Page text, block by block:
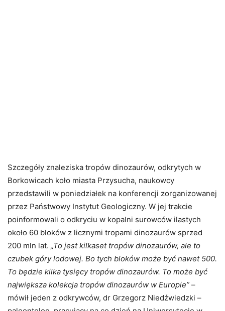
Szczegóły znaleziska tropów dinozaurów, odkrytych w
Borkowicach koło miasta Przysucha, naukowcy
przedstawili w poniedziałek na konferencji zorganizowanej
przez Państwowy Instytut Geologiczny. W jej trakcie
poinformowali o odkryciu w kopalni surowców ilastych
około 60 bloków z licznymi tropami dinozaurów sprzed
200 mln lat. „To jest kilkaset tropów dinozaurów, ale to
czubek góry lodowej. Bo tych bloków może być nawet 500.
To będzie kilka tysięcy tropów dinozaurów. To może być
największa kolekcja tropów dinozaurów w Europie” –
mówił jeden z odkrywców, dr Grzegorz Niedźwiedzki –